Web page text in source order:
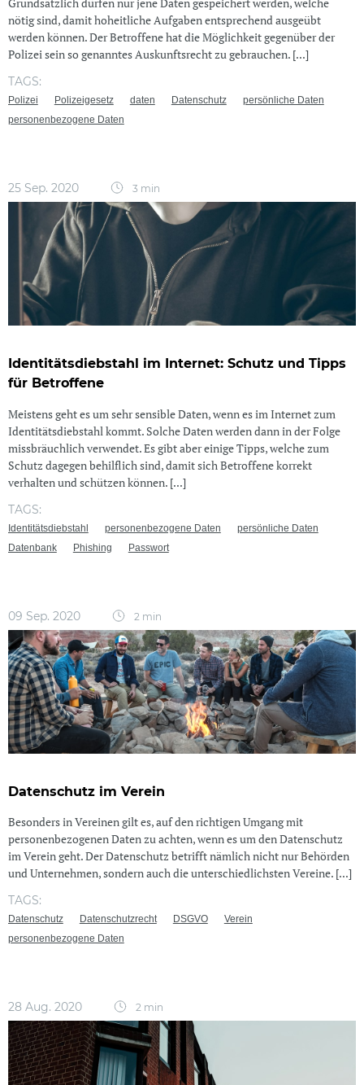
nötig sind, damit hoheitliche Aufgaben entsprechend ausgeübt
werden können. Der Betroffene hat die Möglichkeit gegenüber der
Polizei sein so genanntes Auskunftsrecht zu gebrauchen. [...]
TAGS:
Polizei Polizeigesetz daten Datenschutz
persönliche Daten
personenbezogene Daten
25 Sep. 2020 3 min
Identitätsdiebstahl im Internet: Schutz und Tipps
für Betroffene
Meistens geht es um sehr sensible Daten, wenn es im Internet zum
Identitätsdiebstahl kommt. Solche Daten werden dann in der Folge
missbräuchlich verwendet. Es gibt aber einige Tipps, welche zum
Schutz dagegen behilflich sind, damit sich Betroffene korrekt
verhalten und schützen können. [...]
TAGS:
Identitätsdiebstahl personenbezogene Daten
persönliche Daten
Datenbank
Phishing Passwort
09 Sep. 2020 2 min
Datenschutz im Verein
Besonders in Vereinen gilt es, auf den richtigen Umgang mit
personenbezogenen Daten zu achten, wenn es um den Datenschutz
im Verein geht. Der Datenschutz betrifft nämlich nicht nur Behörden
und Unternehmen, sondern auch die unterschiedlichsten Vereine. [...]
TAGS:
Datenschutz Datenschutzrecht DSGVO
Verein
personenbezogene Daten
28 Aug. 2020 2 min